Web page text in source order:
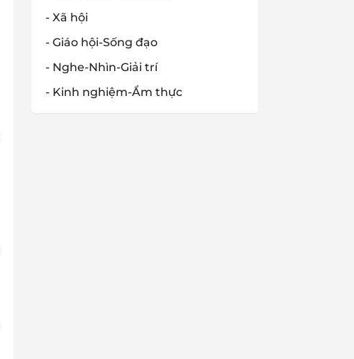
- Xã hội
- Giáo hội-Sống đạo
- Nghe-Nhìn-Giải trí
- Kinh nghiệm-Ẩm thực